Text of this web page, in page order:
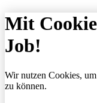
Mit
Job!
Wir nutzen Cookies,
zu können.